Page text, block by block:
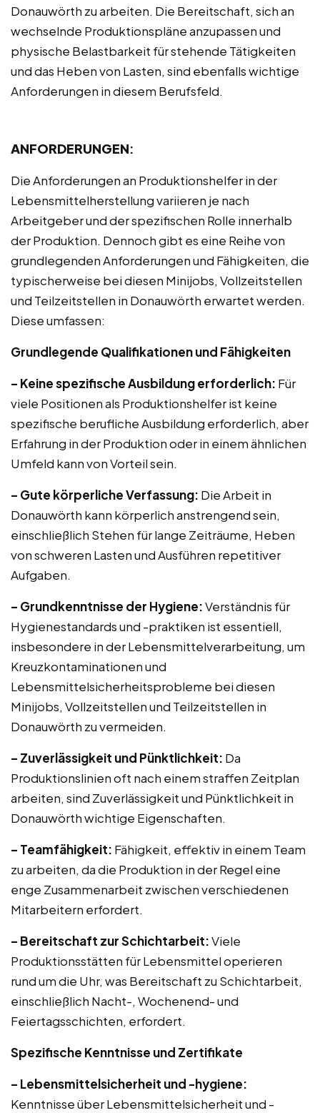
Donauwörth zu arbeiten. Die Bereitschaft, sich an
wechselnde Produktionspläne anzupassen und
physische Belastbarkeit für stehende Tätigkeiten
und das Heben von Lasten, sind ebenfalls wichtige
Anforderungen in diesem Berufsfeld.
ANFORDERUNGEN:
Die Anforderungen an Produktionshelfer in der
Lebensmittelherstellung variieren je nach
Arbeitgeber und der spezifischen Rolle innerhalb
der Produktion. Dennoch gibt es eine Reihe von
grundlegenden Anforderungen und Fähigkeiten, die
typischerweise bei diesen Minijobs, Vollzeitstellen
und Teilzeitstellen in Donauwörth erwartet werden.
Diese umfassen:
Grundlegende Qualifikationen und Fähigkeiten
– Keine spezifische Ausbildung erforderlich: Für
viele Positionen als Produktionshelfer ist keine
spezifische berufliche Ausbildung erforderlich, aber
Erfahrung in der Produktion oder in einem ähnlichen
Umfeld kann von Vorteil sein.
– Gute körperliche Verfassung: Die Arbeit in
Donauwörth kann körperlich anstrengend sein,
einschließlich Stehen für lange Zeiträume, Heben
von schweren Lasten und Ausführen repetitiver
Aufgaben.
– Grundkenntnisse der Hygiene:Verständnis für
Hygienestandards und -praktiken ist essentiell,
insbesondere in der Lebensmittelverarbeitung, um
Kreuzkontaminationen und
Lebensmittelsicherheitsprobleme bei diesen
Minijobs, Vollzeitstellen und Teilzeitstellen in
Donauwörth zu vermeiden.
– Zuverlässigkeit und Pünktlichkeit: Da
Produktionslinien oft nach einem straffen Zeitplan
arbeiten, sind Zuverlässigkeit und Pünktlichkeit in
Donauwörth wichtige Eigenschaften.
– Teamfähigkeit: Fähigkeit, effektiv in einem Team
zu arbeiten, da die Produktion in der Regel eine
enge Zusammenarbeit zwischen verschiedenen
Mitarbeitern erfordert.
– Bereitschaft zur Schichtarbeit:Viele
Produktionsstätten für Lebensmittel operieren
rund um die Uhr, was Bereitschaft zu Schichtarbeit,
einschließlich Nacht-, Wochenend- und
Feiertagsschichten, erfordert.
Spezifische Kenntnisse und Zertifikate
– Lebensmittelsicherheit und -hygiene:
Kenntnisse über Lebensmittelsicherheit und -